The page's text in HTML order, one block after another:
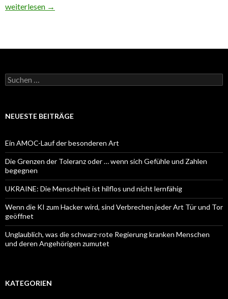
Por Cuba – alles über die rote Insel
weiterlesen →
Suchen
nach:
NEUESTE BEITRÄGE
Ein AMOC-Lauf der besonderen Art
Die Grenzen der Toleranz oder … wenn sich Gefühle und Zahlen
begegnen
UKRAINE: Die Menschheit ist hilflos und nicht lernfähig
Wenn die KI zum Hacker wird, sind Verbrechen jeder Art Tür und Tor
geöffnet
Unglaublich, was die schwarz-rote Regierung kranken Menschen
und deren Angehörigen zumutet
KATEGORIEN